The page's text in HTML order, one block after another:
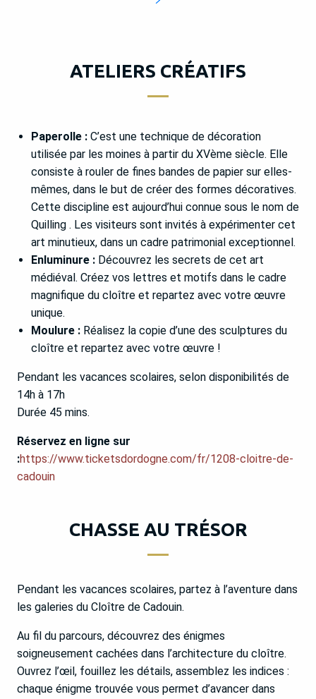
ATELIERS CRÉATIFS
Paperolle : C’est une technique de décoration
utilisée par les moines à partir du XVème siècle. Elle
consiste à rouler de fines bandes de papier sur elles-
mêmes, dans le but de créer des formes décoratives.
Cette discipline est aujourd’hui connue sous le nom de
Quilling . Les visiteurs sont invités à expérimenter cet
art minutieux, dans un cadre patrimonial exceptionnel.
Enluminure : Découvrez les secrets de cet art
médiéval. Créez vos lettres et motifs dans le cadre
magnifique du cloître et repartez avec votre œuvre
unique.
Moulure : Réalisez la copie d’une des sculptures du
cloître et repartez avec votre œuvre !
Pendant les vacances scolaires, selon disponibilités de
14h à 17h
Durée 45 mins.
Réservez en ligne sur
:https://www.ticketsdordogne.com/fr/1208-cloitre-de-
cadouin
CHASSE AU TRÉSOR
Pendant les vacances scolaires, partez à l’aventure dans
les galeries du Cloître de Cadouin.
Au fil du parcours, découvrez des énigmes
soigneusement cachées dans l’architecture du cloître.
Ouvrez l’œil, fouillez les détails, assemblez les indices :
chaque énigme trouvée vous permet d’avancer dans